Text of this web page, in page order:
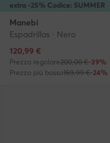
extra -25% Codice: SUMMER
Manebi
Espadrillas · Nero
Prezzo attuale
120,99 €
Prezzo regolare200,00 €-39%
Prezzo più basso159,99 €-24%